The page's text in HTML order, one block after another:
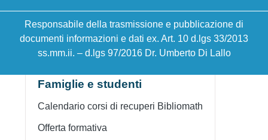
Percorsi di studio
Panoramica
Famiglie e studenti
Calendario corsi di recuperi Bibliomath
Offerta formativa
Responsabile della trasmissione e pubblicazione di
documenti informazioni e dati ex. Art. 10 d.lgs 33/2013
ss.mm.ii. – d.lgs 97/2016 Dr. Umberto Di Lallo